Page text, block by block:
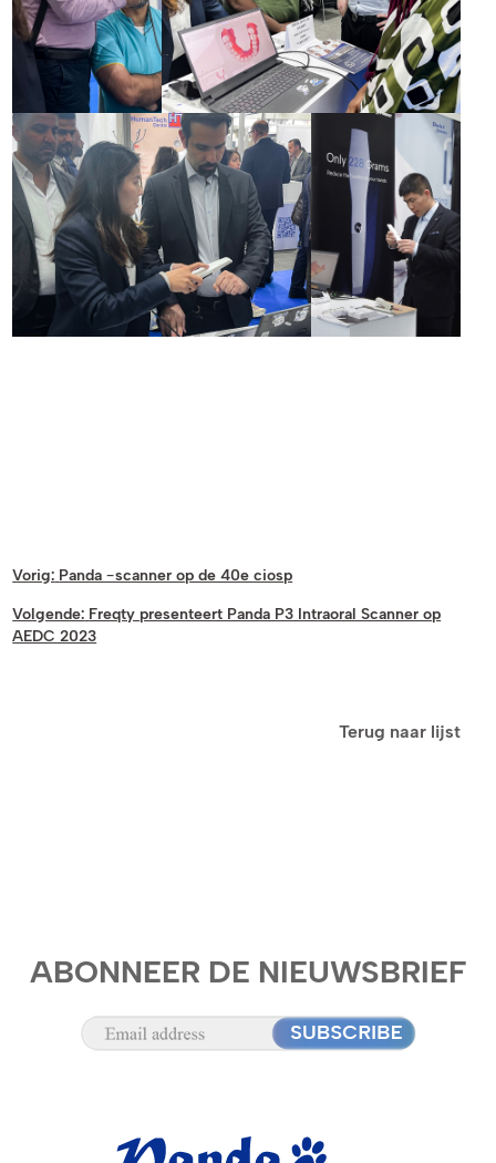
Vorig: Panda -scanner op de 40e ciosp
Volgende: Freqty presenteert Panda P3 Intraoral Scanner op
AEDC 2023
Terug naar lijst
ABONNEER DE NIEUWSBRIEF